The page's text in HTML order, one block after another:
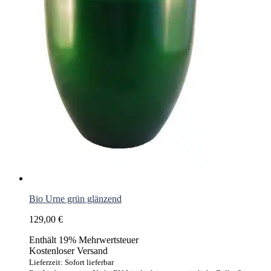
Bio Urne grün glänzend
129,00 €
Enthält 19% Mehrwertsteuer
Kostenloser Versand
Lieferzeit: Sofort lieferbar